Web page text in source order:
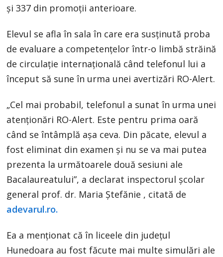
și 337 din promoții anterioare.
Elevul se afla în sala în care era susținută proba
de evaluare a competenţelor într-o limbă străină
de circulaţie internaţională când telefonul lui a
început să sune în urma unei avertizări RO-Alert.
„Cel mai probabil, telefonul a sunat în urma unei
atenţionări RO-Alert. Este pentru prima oară
când se întâmplă aşa ceva. Din păcate, elevul a
fost eliminat din examen şi nu se va mai putea
prezenta la următoarele două sesiuni ale
Bacalaureatului”, a declarat inspectorul şcolar
general prof. dr. Maria Ştefănie , citată de
adevarul.ro.
Ea a menţionat că în liceele din judeţul
Hunedoara au fost făcute mai multe simulări ale